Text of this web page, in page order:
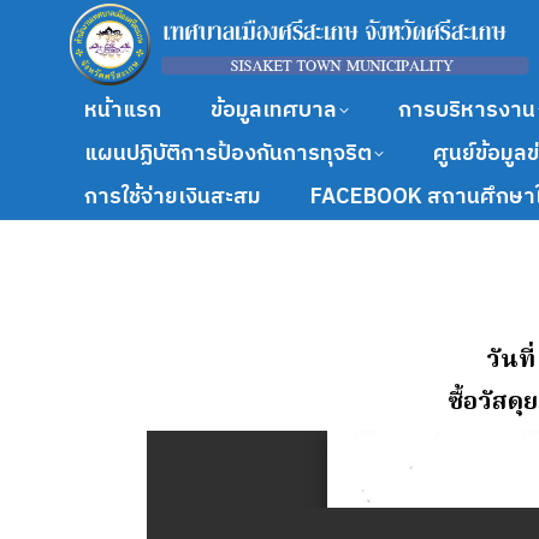
หน้าแรก ข้อมูลเทศบาล การบริหารงาน
แผนปฏิบัติการป้องกันการทุจริต
ศูนย์ข้อมูล
การใช้จ่ายเงินสะสม
FACEBOOK สถานศึกษ
วันที่
ซื้อวัสดุ